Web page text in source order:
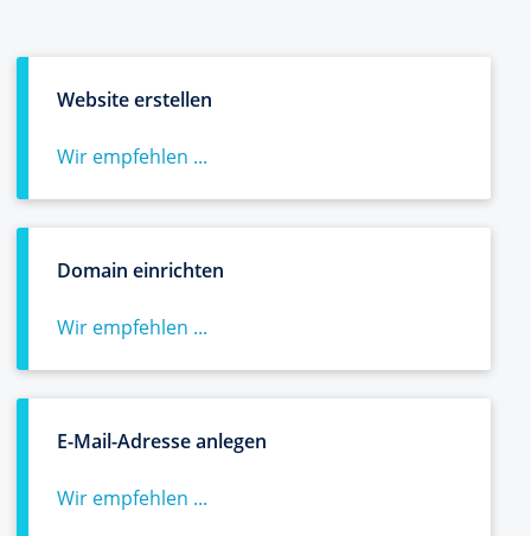
Website erstellen
Wir empfehlen ...
Domain einrichten
Wir empfehlen ...
E-Mail-Adresse anlegen
Wir empfehlen ...